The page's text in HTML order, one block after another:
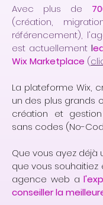
Avec plus de
(création,
référencement),
est actuellement l
Wix Marketplace (
La plateforme Wix,
un des plus grands
création et
sans codes (No-
Que vous ayez déjà
que vous souhaitiez
agence web a
conseiller la